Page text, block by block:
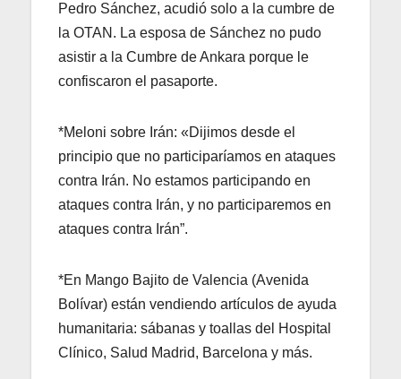
Pedro Sánchez, acudió solo a la cumbre de
la OTAN. La esposa de Sánchez no pudo
asistir a la Cumbre de Ankara porque le
confiscaron el pasaporte.
*Meloni sobre Irán: «Dijimos desde el
principio que no participaríamos en ataques
contra Irán. No estamos participando en
ataques contra Irán, y no participaremos en
ataques contra Irán”.
*En Mango Bajito de Valencia (Avenida
Bolívar) están vendiendo artículos de ayuda
humanitaria: sábanas y toallas del Hospital
Clínico, Salud Madrid, Barcelona y más.